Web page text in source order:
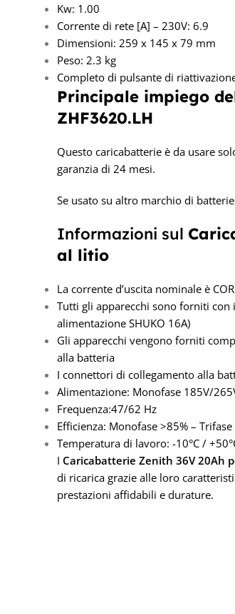
Kw: 1.00
Corrente di rete [A] – 230V: 6.9
Dimensioni: 259 x 145 x 79 mm
Peso: 2.3 kg
Completo di pulsante di
Principale impiego
ZHF3620.LH
Questo caricabatterie è da usare
garanzia di 24 mesi.
Se usato su altro marchio di
Informazioni sul
al litio
La corrente d’uscita nominale è
Tutti gli apparecchi sono forniti con
alimentazione SHUKO 16A)
Gli apparecchi vengono forniti
alla batteria
I connettori di collegamento alla
Alimentazione: Monofase 185V/
Frequenza:47/62 Hz
Efficienza: Monofase >85% –
Temperatura di lavoro: -10°C /
I Caricabatterie Zenith 36V 20Ah
di ricarica grazie alle loro
prestazioni affidabili e durature.